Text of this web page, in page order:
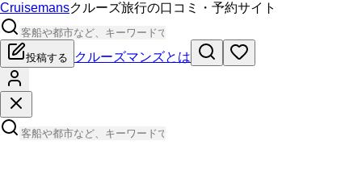
Cruisemansクルーズ旅行の口コミ・予約サイト
投稿する クルーズマンズとは